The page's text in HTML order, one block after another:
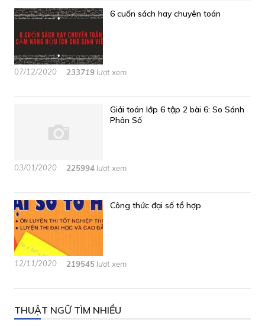
6 cuốn sách hay chuyên toán
07/12/2020 233719 lượt xem
Giải toán lớp 6 tập 2 bài 6: So Sánh
Phân Số
03/01/2020 225994 lượt xem
Công thức đại số tổ hợp
12/11/2020 219545 lượt xem
THUẬT NGỮ TÌM NHIỀU